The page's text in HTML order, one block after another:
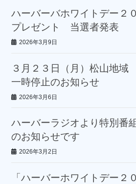
ハーバーバホワイトデー２
プレゼント 当選者発表
2026年3月9日
３月２３日（月）松山地
一時停止のお知らせ
2026年3月6日
ハーバーラジオより特別番
のお知らせです
2026年3月2日
「ハーバーホワイトデー２